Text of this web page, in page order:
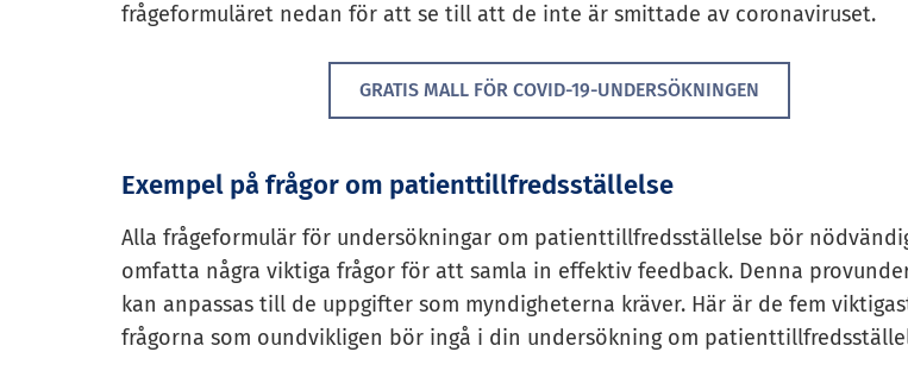
frågeformuläret nedan för att se till att de inte är smittade av coronaviruset.
GRATIS MALL FÖR COVID-19-UNDERSÖKNINGEN
Exempel på frågor om patienttillfredsställelse
Alla frågeformulär för undersökningar om patienttillfredsställelse bör
omfatta några viktiga frågor för att samla in effektiv feedback. Denna
kan anpassas till de uppgifter som myndigheterna kräver. Här är de fem
frågorna som oundvikligen bör ingå i din undersökning om